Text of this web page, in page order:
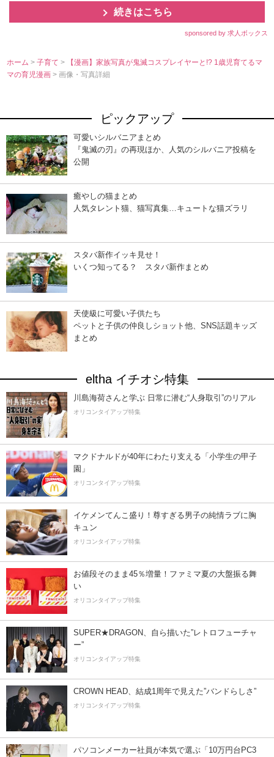
続きはこちら
sponsored by 求人ボックス
ホーム >子育て>
【漫画】家族写真が鬼滅コスプレイヤーと!? 1歳児育てるマ
マの育児漫画> 画像・写真詳細
ピックアップ
可愛いシルバニアまとめ
『鬼滅の刃』の再現ほか、人気のシルバニア投稿を
公開
癒やしの猫まとめ
人気タレント猫、猫写真集…キュートな猫ズラリ
スタバ新作イッキ見せ！
いくつ知ってる？ スタバ新作まとめ
天使級に可愛い子供たち
ペットと子供の仲良しショット他、SNS話題キッズ
まとめ
eltha イチオシ特集
川島海荷さんと学ぶ 日常に潜む“人身取引”のリアル
オリコンタイアップ特集
マクドナルドが40年にわたり支える「小学生の甲子
園」
オリコンタイアップ特集
イケメンてんこ盛り！尊すぎる男子の純情ラブに胸
キュン
オリコンタイアップ特集
お値段そのまま45％増量！ファミマ夏の大盤振る舞
い
オリコンタイアップ特集
SUPER★DRAGON、自ら描いた”レトロフューチャ
ー”
オリコンタイアップ特集
CROWN HEAD、結成1周年で見えた”バンドらしさ”
オリコンタイアップ特集
パソコンメーカー社員が本気で選ぶ「10万円台PC3